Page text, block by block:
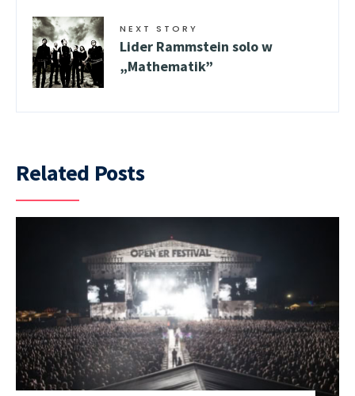
NEXT STORY
Lider Rammstein solo w
„Mathematik”
Related Posts